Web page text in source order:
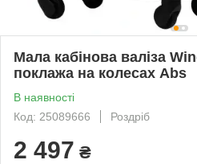
Мала кабінова валіза
поклажа на колесах Abs
В наявності
Код: 25089666
Роздріб
2 497 ₴